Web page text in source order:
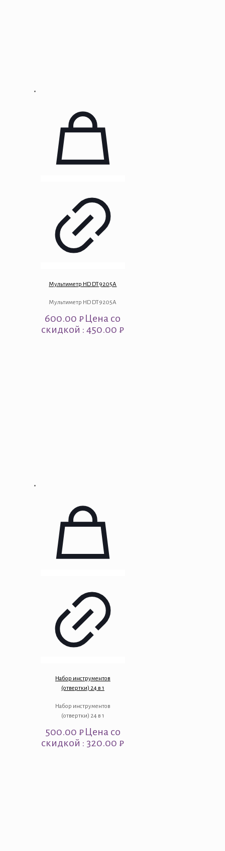
Мультиметр HD DT9205A
Мультиметр HD DT9205A
600.00₽Цена со
скидкой : 450.00 ₽
Набор инструментов
(отвертки) 24 в 1
Набор инструментов
(отвертки) 24 в 1
500.00 ₽Цена со
скидкой : 320.00 ₽